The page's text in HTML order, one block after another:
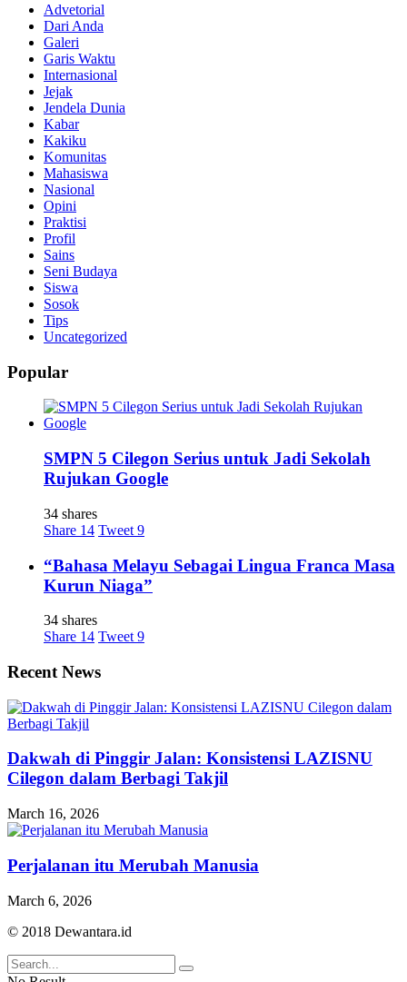
Advetorial
Dari Anda
Galeri
Garis Waktu
Internasional
Jejak
Jendela Dunia
Kabar
Kakiku
Komunitas
Mahasiswa
Nasional
Opini
Praktisi
Profil
Sains
Seni Budaya
Siswa
Sosok
Tips
Uncategorized
Popular
SMPN 5 Cilegon Serius untuk Jadi Sekolah
Rujukan Google
34 shares
Share 14 Tweet 9
“Bahasa Melayu Sebagai Lingua Franca Masa
Kurun Niaga”
34 shares
Share 14 Tweet 9
Recent News
Dakwah di Pinggir Jalan: Konsistensi LAZISNU
Cilegon dalam Berbagi Takjil
March 16, 2026
Perjalanan itu Merubah Manusia
March 6, 2026
© 2018 Dewantara.id